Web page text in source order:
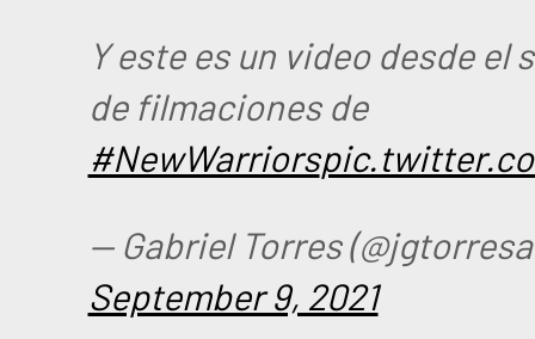
Y este es un video desde el
de filmaciones de
#NewWarriors
— Gabriel Torres
September 9, 2021